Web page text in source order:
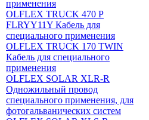
применения
OLFLEX TRUCK 470 P
FLRYY11Y Кабель для
специального применения
OLFLEX TRUCK 170 TWIN
Кабель для специального
применения
OLFLEX SOLAR XLR-R
Одножильный провод
специального применения, для
фотогальванических систем